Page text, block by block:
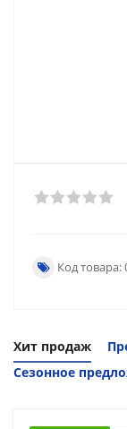
Код товара:
Хит продаж
Сезонное